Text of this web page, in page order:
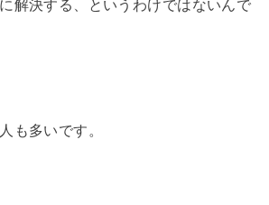
解決する、というわけではないんで
も多いです。